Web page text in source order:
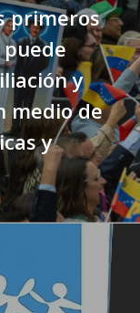
primeros
y
medio de
y